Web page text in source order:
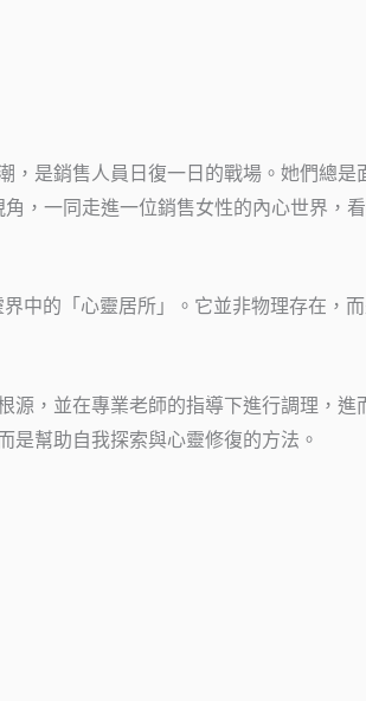
是銷售人員日復一日的戰場。她們總
，一同走進一位銷售女性的內心世界，
中的「心靈居所」。它並非物理存在，
，並在專業老師的指導下進行調理，進
是幫助自我探索與心靈修復的方法。